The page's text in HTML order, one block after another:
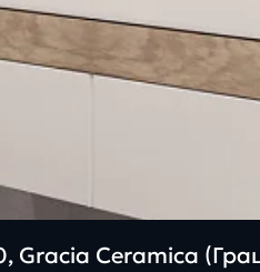
Gracia Ceramica